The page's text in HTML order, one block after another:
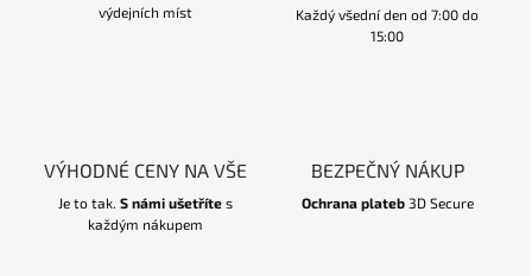
výdejních míst
Každý všední den od 7:00 do
15:00
VÝHODNÉ CENY NA VŠE
Je to tak. S námi ušetřítes
každým nákupem
BEZPEČNÝ NÁKUP
Ochrana plateb3D Secure